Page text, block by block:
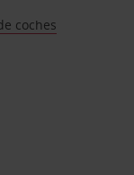
coches